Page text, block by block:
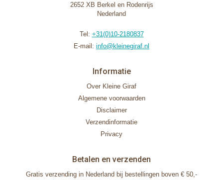
2652 XB Berkel en Rodenrijs
Nederland
Tel: +31(0)10-2180837
E-mail: info@kleinegiraf.nl
Informatie
Over Kleine Giraf
Algemene voorwaarden
Disclaimer
Verzendinformatie
Privacy
Betalen en verzenden
Gratis verzending in Nederland bij bestellingen boven € 50,-